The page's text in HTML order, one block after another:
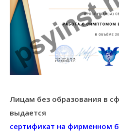
Лицам без образования в
выдается
сертификат на фирменном